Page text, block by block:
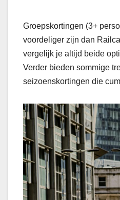
Groepskortingen (3+
voordeliger zijn dan
vergelijk je altijd beide
Verder bieden sommige
seizoenskortingen die